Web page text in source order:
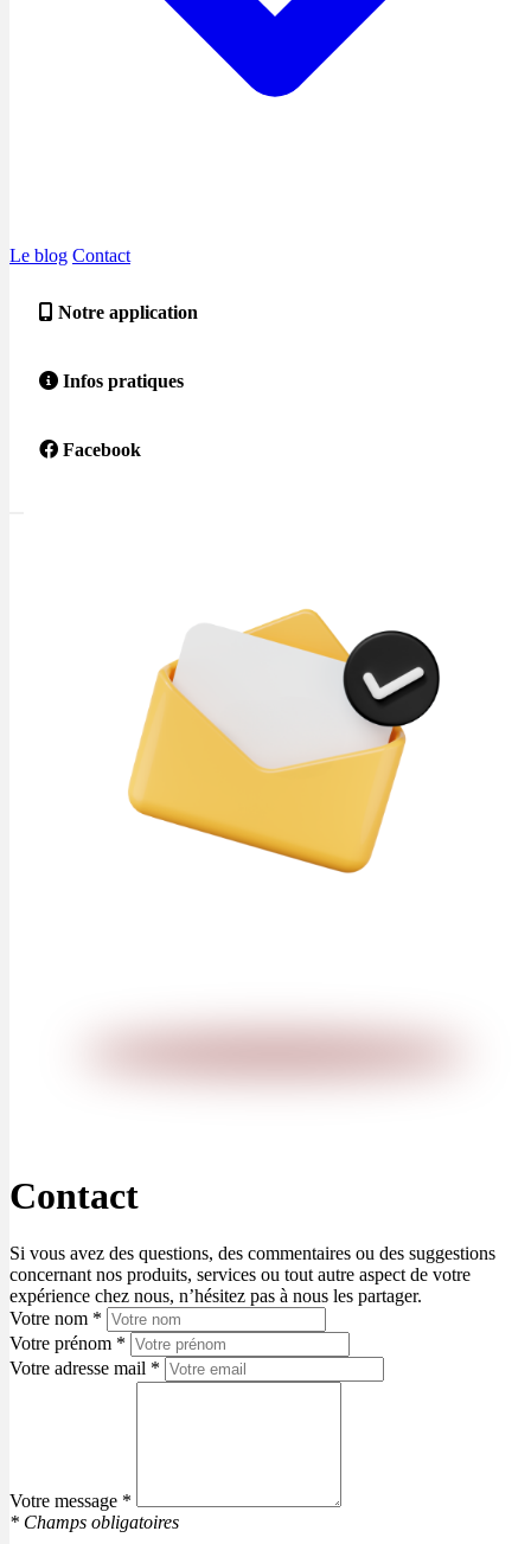
Le blog Contact
Notre application
Infos pratiques
Facebook
Contact
Si vous avez des questions, des commentaires ou des suggestions
concernant nos produits, services ou tout autre aspect de votre
expérience chez nous, n’hésitez pas à nous les partager.
Votre nom *
Votre prénom *
Votre adresse mail *
Votre message *
* Champs obligatoires